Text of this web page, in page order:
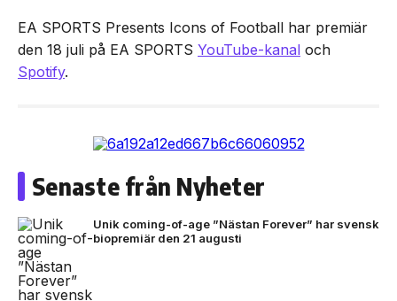
EA SPORTS Presents Icons of Football har premiär
den 18 juli på EA SPORTS YouTube-kanal och
Spotify.
Senaste från Nyheter
Unik coming-of-age ”Nästan Forever” har svensk
biopremiär den 21 augusti